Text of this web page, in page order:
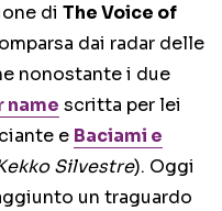
di The Voice of
dai radar delle
nonostante i due
name scritta per lei
e Baciami e
Silvestre). Oggi
un traguardo